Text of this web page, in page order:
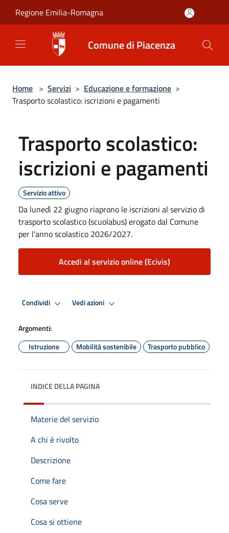
Regione Emilia-Romagna
Comune di Piacenza
Home > Servizi > Educazione e formazione >
Trasporto scolastico: iscrizioni e pagamenti
Trasporto scolastico:
iscrizioni e pagamenti
Servizio attivo
Da lunedì 22 giugno riaprono le iscrizioni al servizio di
trasporto scolastico (scuolabus) erogato dal Comune
per l'anno scolastico 2026/2027.
Accedi al servizio online (Ecivis)
Condividi Vedi azioni
Argomenti:
Istruzione
Mobilità sostenibile Trasporto pubblico
INDICE DELLA PAGINA
Materie del servizio
A chi è rivolto
Descrizione
Come fare
Cosa serve
Cosa si ottiene